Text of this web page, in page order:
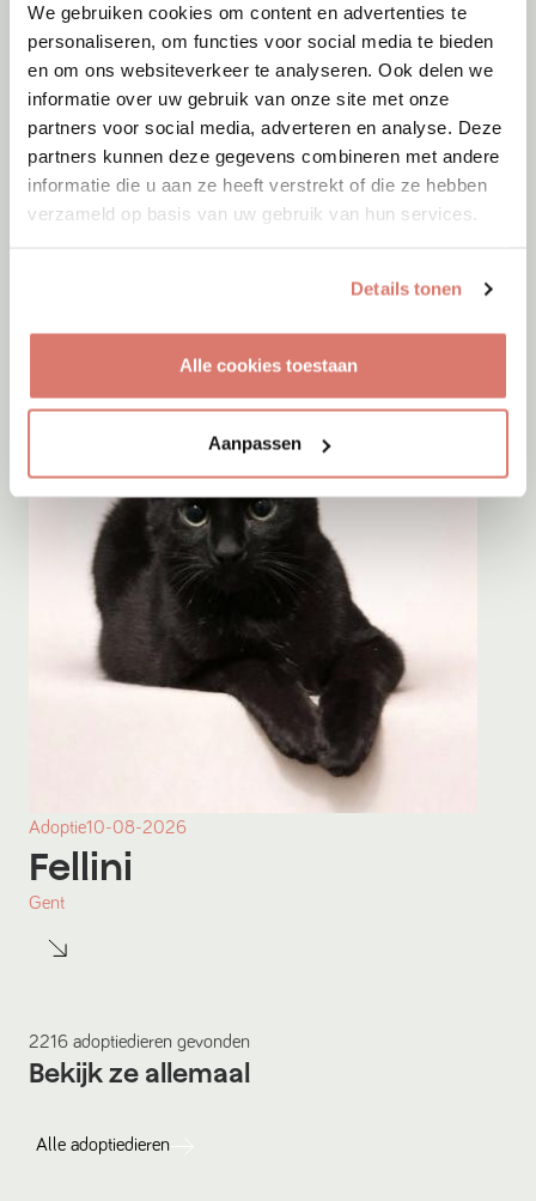
We gebruiken cookies om content en advertenties te
personaliseren, om functies voor social media te bieden
en om ons websiteverkeer te analyseren. Ook delen we
informatie over uw gebruik van onze site met onze
partners voor social media, adverteren en analyse. Deze
partners kunnen deze gegevens combineren met andere
informatie die u aan ze heeft verstrekt of die ze hebben
verzameld op basis van uw gebruik van hun services.
Details tonen
Alle cookies toestaan
Aanpassen
Adoptie10-08-2026
Lady
Adoptie10-08-2026
Fellini
Gent
2216 adoptiedieren gevonden
Bekijk ze allemaal
Alle adoptiedieren